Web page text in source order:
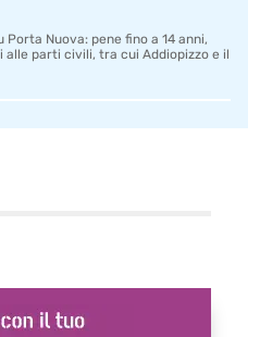
Nuova: pene fino a 14 anni,
parti civili, tra cui Addiopizzo e il